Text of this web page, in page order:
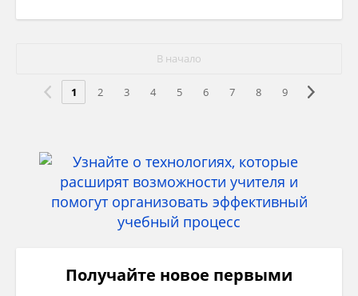
В начало
1 2 3 4 5 6 7 8 9
Получайте новое первыми